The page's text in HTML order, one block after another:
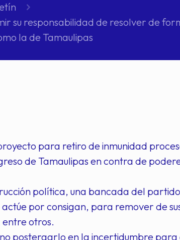
su responsabilidad de resolver de
la de Tamaulipas
para retiro de inmunidad
de Tamaulipas en contra de
política, una bancada del
por consigan, para remover de
otros.
postergarlo en la incertidumbre para